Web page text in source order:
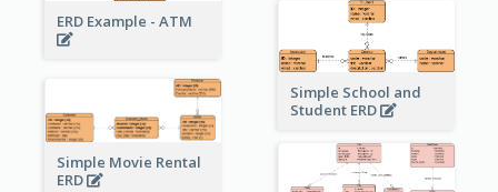
ERD Example - ATM
Simple School and
Student ERD
Simple Movie Rental
ERD